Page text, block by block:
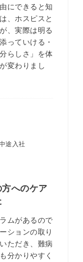
にできると知
、ホスピスと
、実際は明る
っていける・
らしさ」を体
変わりまし
途入社
へのケア
ムがあるので
ションの取り
ただき、難病
分かりやすく